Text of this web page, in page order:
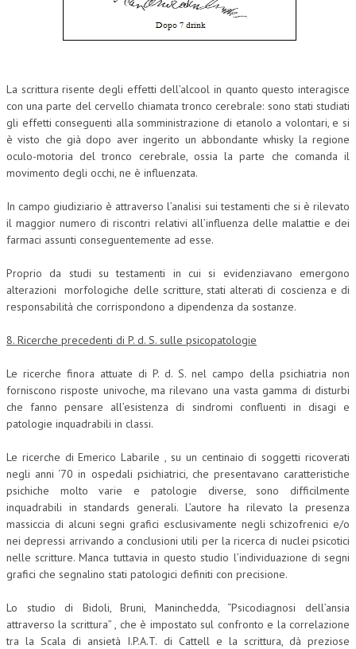
La scrittura risente degli effetti dell’alcool in quanto questo interagisce
con una parte del cervello chiamata tronco cerebrale: sono stati studiati
gli effetti conseguenti alla somministrazione di etanolo a volontari, e si
è visto che già dopo aver ingerito un abbondante whisky la regione
oculo-motoria del tronco cerebrale, ossia la parte che comanda il
movimento degli occhi, ne è influenzata.
In campo giudiziario è attraverso l’analisi sui testamenti che si è rilevato
il maggior numero di riscontri relativi all’influenza delle malattie e dei
farmaci assunti conseguentemente ad esse.
Proprio da studi su testamenti in cui si evidenziavano emergono
alterazioni morfologiche delle scritture, stati alterati di coscienza e di
responsabilità che corrispondono a dipendenza da sostanze.
8. Ricerche precedenti di P. d. S. sulle psicopatologie
Le ricerche finora attuate di P. d. S. nel campo della psichiatria non
forniscono risposte univoche, ma rilevano una vasta gamma di disturbi
che fanno pensare all’esistenza di sindromi confluenti in disagi e
patologie inquadrabili in classi.
Le ricerche di Emerico Labarile , su un centinaio di soggetti ricoverati
negli anni ‘70 in ospedali psichiatrici, che presentavano caratteristiche
psichiche molto varie e patologie diverse, sono difficilmente
inquadrabili in standards generali. L’autore ha rilevato la presenza
massiccia di alcuni segni grafici esclusivamente negli schizofrenici e/o
nei depressi arrivando a conclusioni utili per la ricerca di nuclei psicotici
nelle scritture. Manca tuttavia in questo studio l’individuazione di segni
grafici che segnalino stati patologici definiti con precisione.
Lo studio di Bidoli, Bruni, Maninchedda, “Psicodiagnosi dell’ansia
attraverso la scrittura” , che è impostato sul confronto e la correlazione
tra la Scala di ansietà I.P.A.T. di Cattell e la scrittura, dà preziose